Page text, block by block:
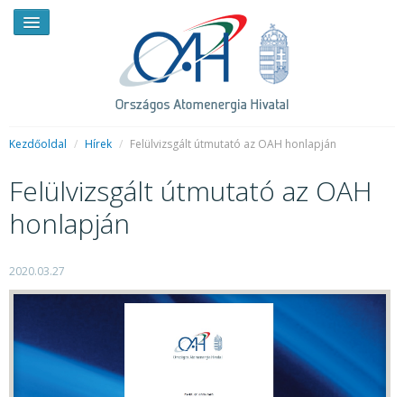
HÍREK
RENDKÍVÜLI HÍREK
HIRDETMÉNYEK
FELADATOK
Kezdőoldal / Hírek / Felülvizsgált útmutató az OAH honlapján
Felülvizsgált útmutató az OAH
honlapján
2020.03.27